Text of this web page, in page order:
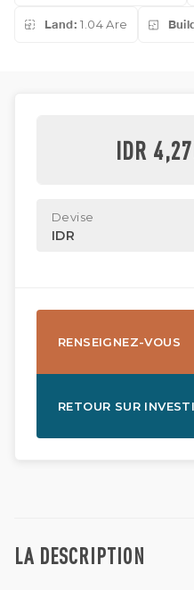
Land: 1.04 Are
LA DESCRIPTION
IDR
Devise
IDR
RENSEIGNEZ-VOUS
RETOUR SUR